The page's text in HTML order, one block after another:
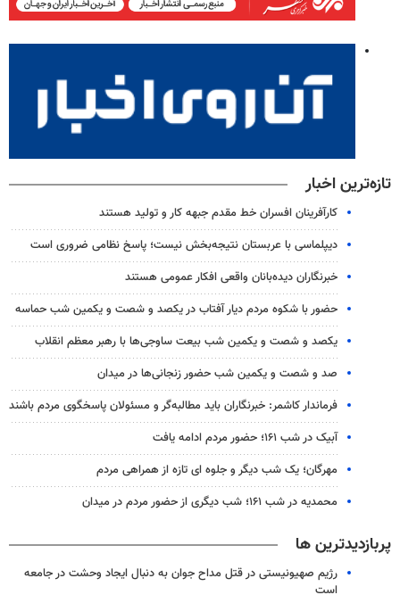
تازه‌ترین اخبار
کارآفرینان افسران خط مقدم جبهه کار و تولید هستند
دیپلماسی با عربستان نتیجه‌بخش نیست؛ پاسخ نظامی ضروری است
خبرنگاران دیده‌بانان واقعی افکار عمومی هستند
حضور با شکوه مردم دیار آفتاب در یکصد و شصت و یکمین شب حماسه
یکصد و شصت و یکمین شب بیعت ساوجی‌ها با رهبر معظم انقلاب
صد و شصت و یکمین شب حضور زنجانی‌ها در میدان
فرماندار کاشمر: خبرنگاران باید مطالبه‌گر و مسئولان پاسخگوی مردم باشند
آبیک در شب ۱۶۱؛ حضور مردم ادامه یافت
مهرگان؛ یک شب دیگر و جلوه ای تازه از همراهی مردم
محمدیه در شب ۱۶۱؛ شب دیگری از حضور مردم در میدان
پربازدیدترین ها
رژیم صهیونیستی در قتل مداح جوان به دنبال ایجاد وحشت در جامعه
است